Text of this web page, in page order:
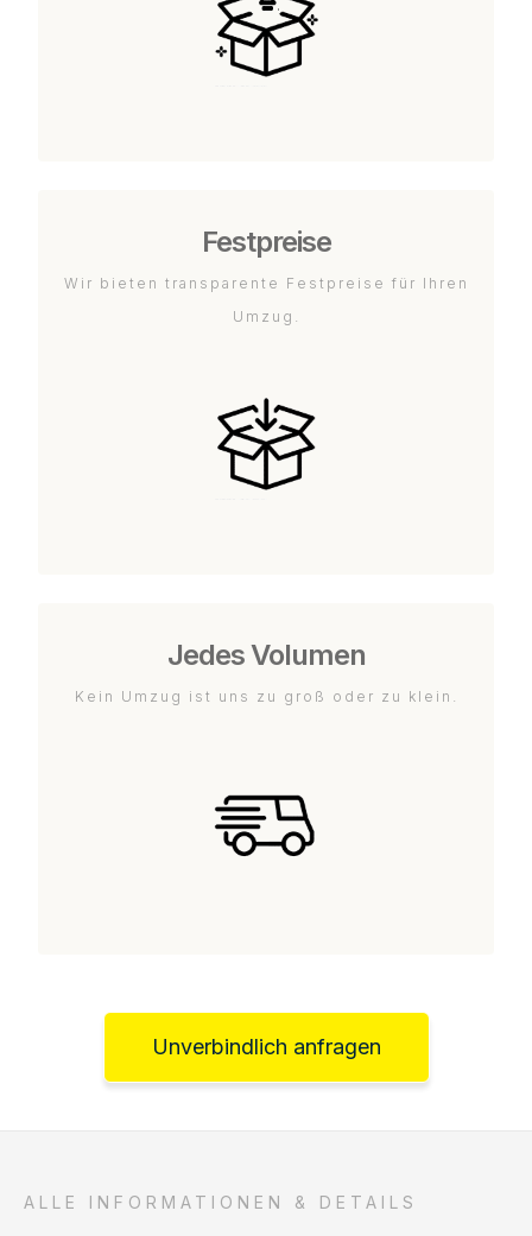
Festpreise
Wir bieten transparente Festpreise für Ihren
Umzug.
Jedes Volumen
Kein Umzug ist uns zu groß oder zu klein.
Unverbindlich anfragen
ALLE INFORMATIONEN & DETAILS